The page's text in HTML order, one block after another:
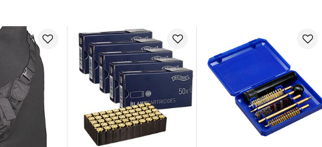
8, DE, 95365, Rugendorf,info@kotte-zeller.de
Nattheim bei Heidenheim, office@escgmbh.biz